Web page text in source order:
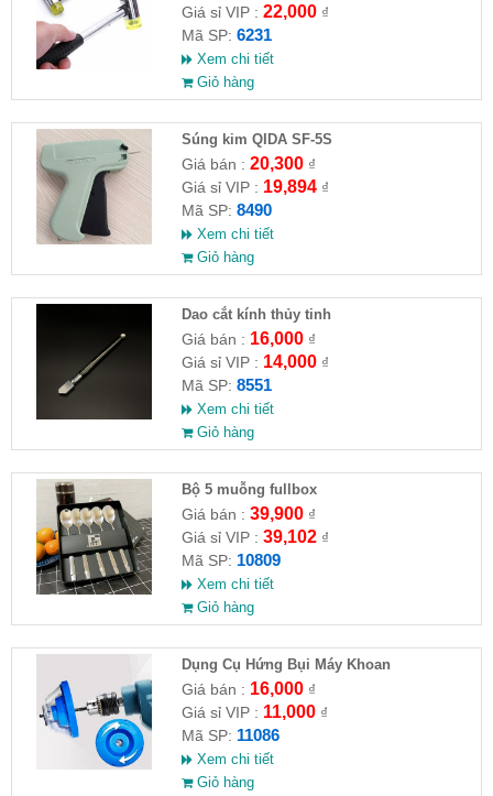
Giá sỉ VIP : 22,000₫
Mã SP: 6231
Xem chi tiết
Giỏ hàng
Súng kim QIDA SF-5S
Giá bán : 20,300₫
Giá sỉ VIP : 19,894₫
Mã SP: 8490
Xem chi tiết
Giỏ hàng
Dao cắt kính thủy tinh
Giá bán : 16,000₫
Giá sỉ VIP : 14,000₫
Mã SP: 8551
Xem chi tiết
Giỏ hàng
Bộ 5 muỗng fullbox
Giá bán : 39,900₫
Giá sỉ VIP : 39,102₫
Mã SP: 10809
Xem chi tiết
Giỏ hàng
Dụng Cụ Hứng Bụi Máy Khoan
Giá bán : 16,000₫
Giá sỉ VIP : 11,000₫
Mã SP: 11086
Xem chi tiết
Giỏ hàng